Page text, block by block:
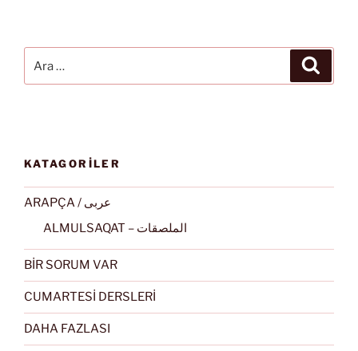
KATAGORİLER
ARAPÇA / عربى
ALMULSAQAT – الملصقات
BİR SORUM VAR
CUMARTESİ DERSLERİ
DAHA FAZLASI